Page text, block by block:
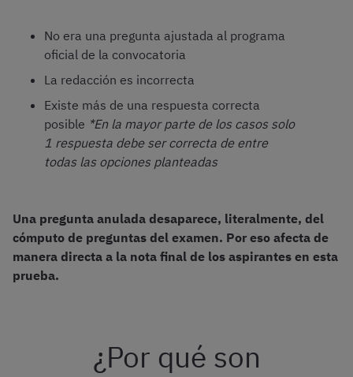
No era una pregunta ajustada al programa
oficial de la convocatoria
La redacción es incorrecta
Existe más de una respuesta correcta
posible *En la mayor parte de los casos solo
1 respuesta debe ser correcta de entre
todas las opciones planteadas
Una pregunta anulada desaparece, literalmente, del
cómputo de preguntas del examen. Por eso afecta de
manera directa a la nota final de los aspirantes en esta
prueba.
¿Por qué son